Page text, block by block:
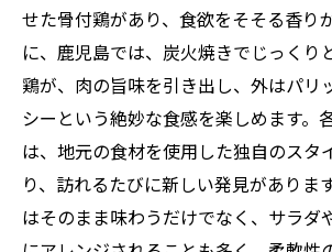
せた骨付鶏があり、食欲をそそる香り
に、鹿児島では、炭火焼きでじっくり
鶏が、肉の旨味を引き出し、外はパリ
シーという絶妙な食感を楽しめます。
は、地元の食材を使用した独自のスタ
り、訪れるたびに新しい発見がありま
はそのまま味わうだけでなく、サラダ